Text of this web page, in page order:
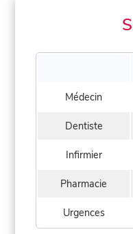
Médecin
Dentiste
Infirmier
Pharmacie
Urgences